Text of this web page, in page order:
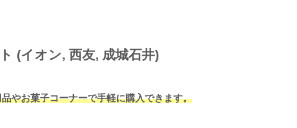
(イオン, 西友, 成城石井)
やお菓子コーナーで手軽に購入できます。